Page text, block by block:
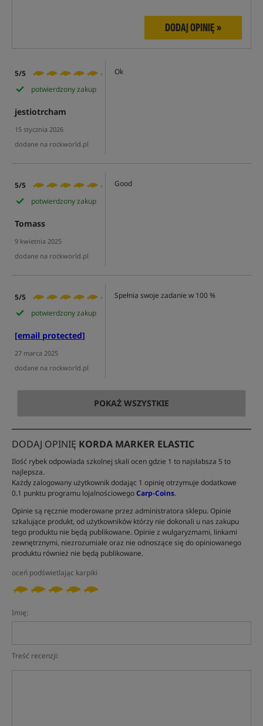
DODAJ OPINIĘ »
5/5
potwierdzony zakup
jestiotrcham
15 stycznia 2026
dodane na rockworld.pl
Ok
5/5
potwierdzony zakup
Tomass
9 kwietnia 2025
dodane na rockworld.pl
Good
5/5
potwierdzony zakup
[email protected]
27 marca 2025
dodane na rockworld.pl
Spełnia swoje zadanie w 100 %
POKAŻ WSZYSTKIE
DODAJ OPINIĘ KORDA MARKER ELASTIC
Ilość rybek odpowiada szkolnej skali ocen gdzie 1 to najsłabsza 5 to
najlepsza.
Każdy zalogowany użytkownik dodając 1 opinię otrzymuje dodatkowe
0.1 punktu programu lojalnościowegoCarp-Coins.
Opinie są ręcznie moderowane przez administratora sklepu. Opinie
szkalujące produkt, od użytkowników którzy nie dokonali u nas zakupu
tego produktu nie będą publikowane. Opinie z wulgaryzmami, linkami
zewnętrznymi, niezrozumiałe oraz nie odnoszące się do opiniowanego
produktu również nie będą publikowane.
oceń podświetlając karpiki
Imię:
Treść recenzji: